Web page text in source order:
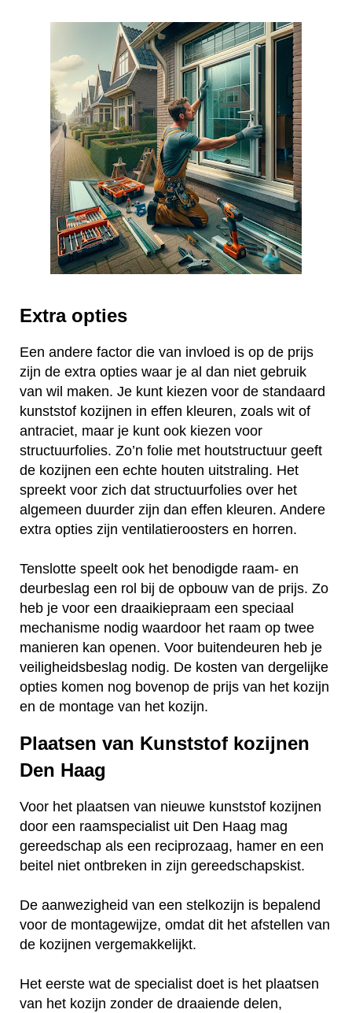
Extra opties
Een andere factor die van invloed is op de prijs
zijn de extra opties waar je al dan niet gebruik
van wil maken. Je kunt kiezen voor de standaard
kunststof kozijnen in effen kleuren, zoals wit of
antraciet, maar je kunt ook kiezen voor
structuurfolies. Zo’n folie met houtstructuur geeft
de kozijnen een echte houten uitstraling. Het
spreekt voor zich dat structuurfolies over het
algemeen duurder zijn dan effen kleuren. Andere
extra opties zijn ventilatieroosters en horren.
Tenslotte speelt ook het benodigde raam- en
deurbeslag een rol bij de opbouw van de prijs. Zo
heb je voor een draaikiepraam een speciaal
mechanisme nodig waardoor het raam op twee
manieren kan openen. Voor buitendeuren heb je
veiligheidsbeslag nodig. De kosten van dergelijke
opties komen nog bovenop de prijs van het kozijn
en de montage van het kozijn.
Plaatsen van Kunststof kozijnen
Den Haag
Voor het plaatsen van nieuwe kunststof kozijnen
door een raamspecialist uit Den Haag mag
gereedschap als een reciprozaag, hamer en een
beitel niet ontbreken in zijn gereedschapskist.
De aanwezigheid van een stelkozijn is bepalend
voor de montagewijze, omdat dit het afstellen van
de kozijnen vergemakkelijkt.
Het eerste wat de specialist doet is het plaatsen
van het kozijn zonder de draaiende delen,